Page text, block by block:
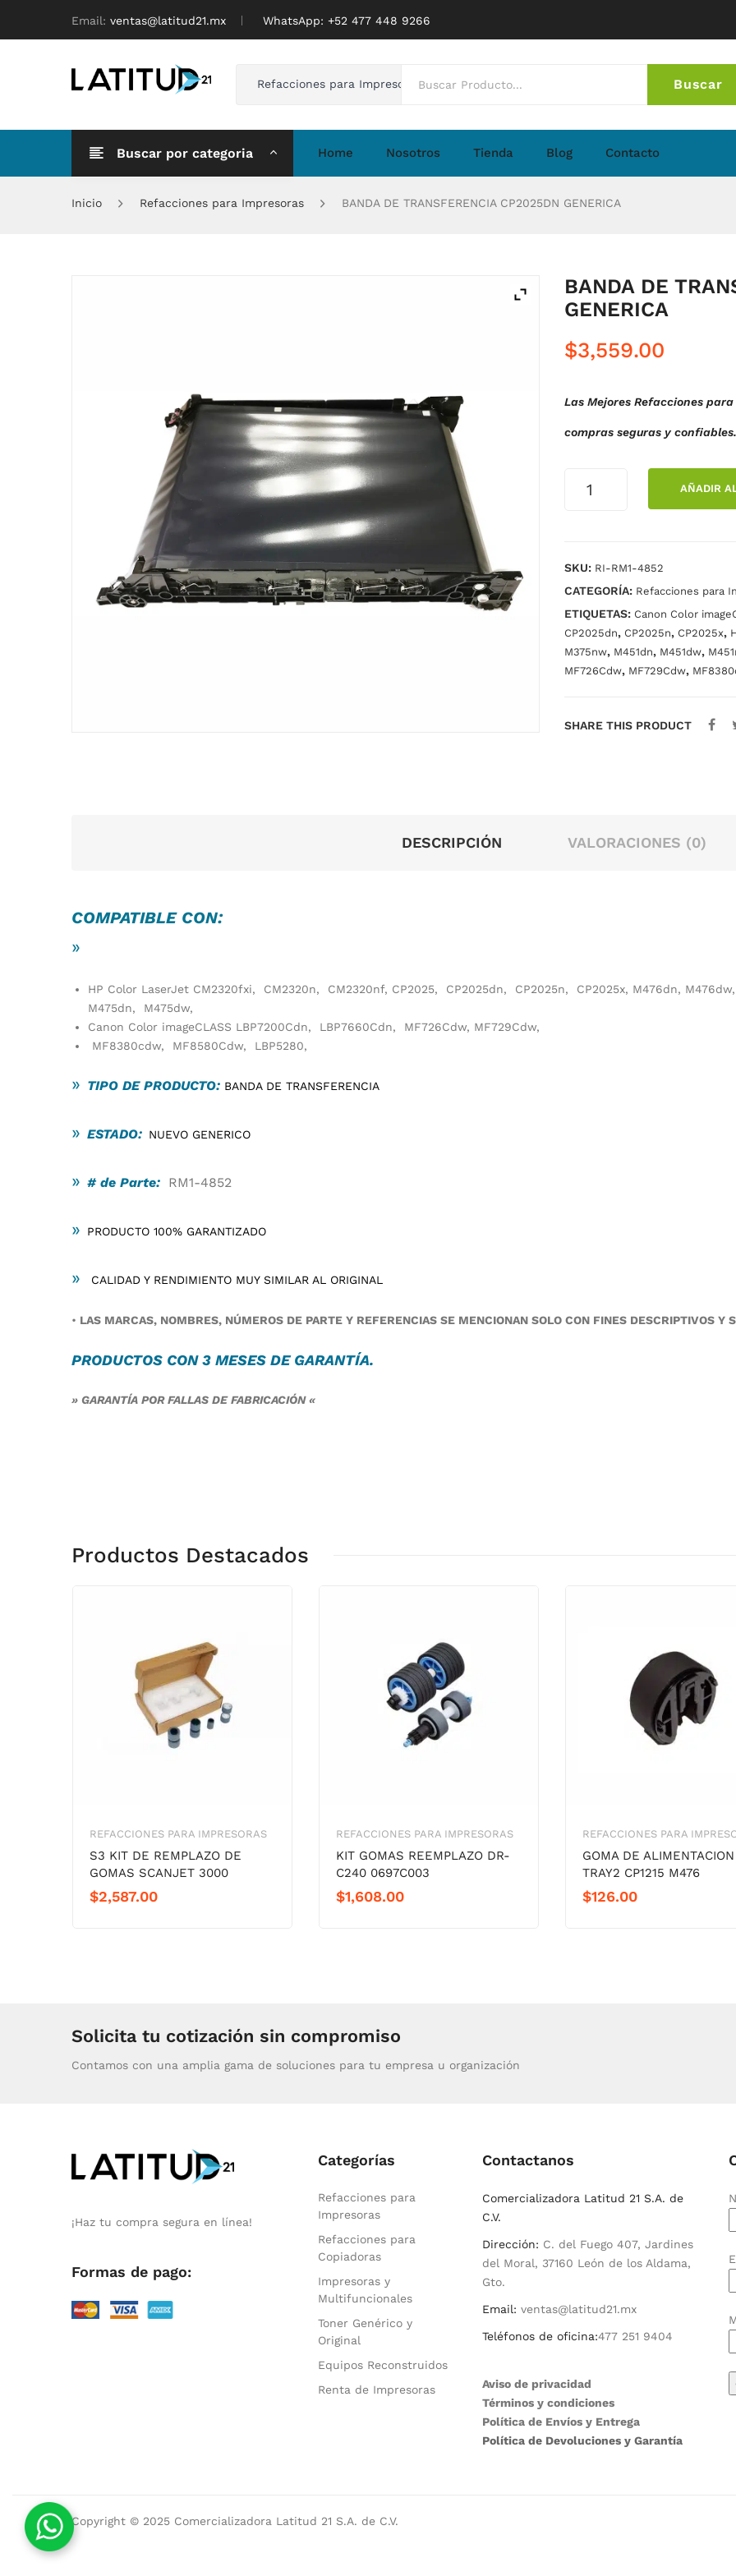
Email: ventas@latitud21.mx WhatsApp: ‪+52 477 448 9266
Refacciones para Impresoras Buscar
Buscar por categoria Home Nosotros Tienda Blog Contacto
Inicio Refacciones para Impresoras BANDA DE TRANSFERENCIA CP2025DN GENERICA
BANDA DE
GENERICA
$3,559.00
Las Mejores Refacciones
compras seguras y confiables.
cantidad
AÑADIR
SKU: RI-RM1-4852
CATEGORÍA: Refacciones para
ETIQUETAS: Canon Color
CP2025dn, CP2025n, CP2025x,
M375nw, M451dn, M451dw,
MF726Cdw, MF729Cdw,
SHARE THIS PRODUCT
DESCRIPCIÓN VALORACIONES (0)
COMPATIBLE CON:
»
HP Color LaserJet CM2320fxi, CM2320n, CM2320nf, CP2025, CP2025dn, CP2025n, CP2025x, M476dn,
M475dn, M475dw,
Canon Color imageCLASS LBP7200Cdn, LBP7660Cdn, MF726Cdw, MF729Cdw,
MF8380cdw, MF8580Cdw, LBP5280,
» TIPO DE PRODUCTO: BANDA DE TRANSFERENCIA
» ESTADO: NUEVO GENERICO
» # de Parte: RM1-4852
» PRODUCTO 100% GARANTIZADO
» CALIDAD Y RENDIMIENTO MUY SIMILAR AL ORIGINAL
• LAS MARCAS, NOMBRES, NÚMEROS DE PARTE Y REFERENCIAS SE MENCIONAN SOLO CON FINES DESCRIPTIVOS Y
PRODUCTOS CON 3 MESES DEGARANTÍA.
» GARANTÍA POR FALLAS DE FABRICACIÓN «
Productos Destacados
REFACCIONES PARA IMPRESORAS
S3 KIT DE REMPLAZO DE
GOMAS SCANJET 3000
$2,587.00
REFACCIONES PARA IMPRESORAS
KIT GOMAS REEMPLAZO DR-
C240 0697C003
$1,608.00
REFACCIONES PARA
GOMA DE ALIMENTACION
TRAY2 CP1215 M476
$126.00
Solicita tu cotización sin compromiso
Contamos con una amplia gama de soluciones para tu empresa u organización
¡Haz tu compra segura en línea!
Formas de pago:
Categorías
Refacciones para
Impresoras
Refacciones para
Copiadoras
Impresoras y
Multifuncionales
Toner Genérico y
Original
Equipos Reconstruidos
Renta de Impresoras
Contactanos
Comercializadora Latitud 21 S.A. de
C.V.
Dirección: C. del Fuego 407, Jardines
del Moral, 37160 León de los Aldama,
Gto.
Email: ventas@latitud21.mx
Teléfonos de oficina:477 251 9404
Aviso de privacidad
Términos y condiciones
Política de Envíos y Entrega
Política de Devoluciones y Garantía
Copyright © 2025 Comercializadora Latitud 21 S.A. de C.V.